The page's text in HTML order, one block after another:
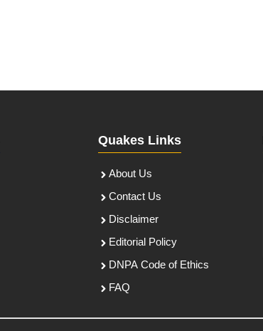
Quakes Links
About Us
Contact Us
Disclaimer
Editorial Policy
DNPA Code of Ethics
FAQ